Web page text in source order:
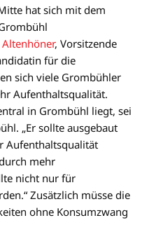
hat sich mit dem
Altenhöner, Vorsitzende
für die
sich viele Grombühler
Aufenthaltsqualität.
in Grombühl liegt, sei
„Er sollte ausgebaut
Aufenthaltsqualität
mehr
nicht nur für
Zusätzlich müsse die
ohne Konsumzwang